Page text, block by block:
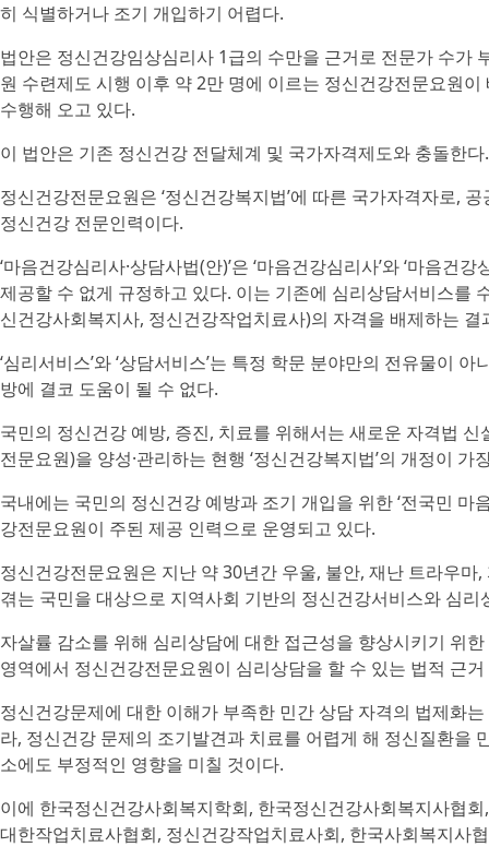
히 식별하거나 조기 개입하기 어렵다.
법안은 정신건강임상심리사 1급의 수만을 근거로 전문가 수가
원 수련제도 시행 이후 약 2만 명에 이르는 정신건강전문요원
수행해 오고 있다.
이 법안은 기존 정신건강 전달체계 및 국가자격제도와 충돌한다.
정신건강전문요원은 ‘정신건강복지법’에 따른 국가자격자로,
정신건강 전문인력이다.
‘마음건강심리사·상담사법(안)’은 ‘마음건강심리사’와 ‘마음건강
제공할 수 없게 규정하고 있다. 이는 기존에 심리상담서비스를
신건강사회복지사, 정신건강작업치료사)의 자격을 배제하는 결
‘심리서비스’와 ‘상담서비스’는 특정 학문 분야만의 전유물이
방에 결코 도움이 될 수 없다.
국민의 정신건강 예방, 증진, 치료를 위해서는 새로운 자격법
전문요원)을 양성·관리하는 현행 ‘정신건강복지법’의 개정이 가
국내에는 국민의 정신건강 예방과 조기 개입을 위한 ‘전국민 마
강전문요원이 주된 제공 인력으로 운영되고 있다.
정신건강전문요원은 지난 약 30년간 우울, 불안, 재난 트라우
겪는 국민을 대상으로 지역사회 기반의 정신건강서비스와 심
자살률 감소를 위해 심리상담에 대한 접근성을 향상시키기 위
영역에서 정신건강전문요원이 심리상담을 할 수 있는 법적 근
정신건강문제에 대한 이해가 부족한 민간 상담 자격의 법제화
라, 정신건강 문제의 조기발견과 치료를 어렵게 해 정신질환을
소에도 부정적인 영향을 미칠 것이다.
이에 한국정신건강사회복지학회, 한국정신건강사회복지사협
대한작업치료사협회, 정신건강작업치료사회, 한국사회복지사